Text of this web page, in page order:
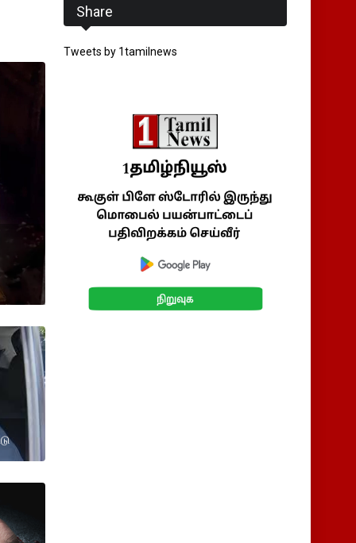
Share
Tweets by 1tamilnews